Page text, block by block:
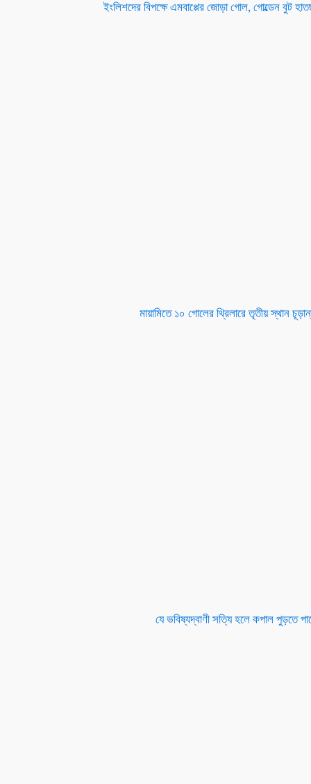
ইংলিশদের বিপক্ষে এমবাপ্পের জোড়া গোল, গোল্ডেন বুট
মায়ামিতে ১০ গোলের থ্রিলারে তৃতীয় স্থান
যে ভবিষ্যদ্বাণী সত্যি হলে কপাল পুড়তে